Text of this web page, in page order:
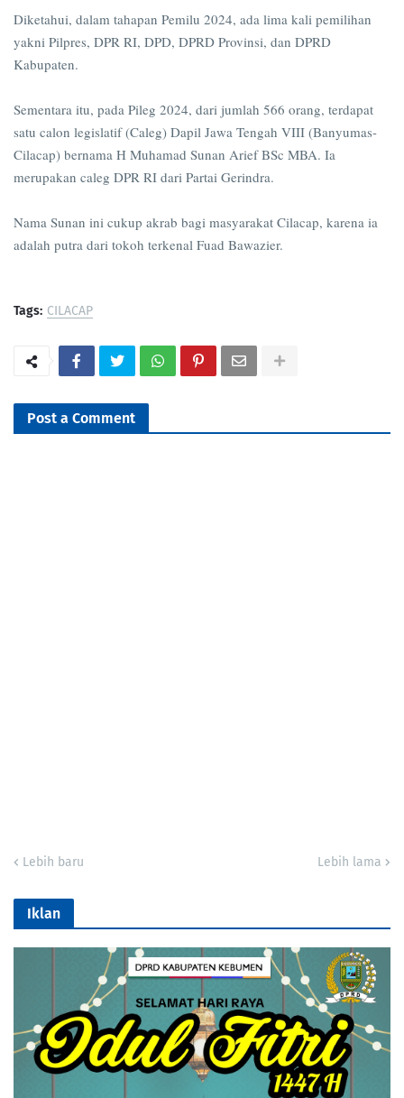
Diketahui, dalam tahapan Pemilu 2024, ada lima kali pemilihan
yakni Pilpres, DPR RI, DPD, DPRD Provinsi, dan DPRD
Kabupaten.
Sementara itu, pada Pileg 2024, dari jumlah 566 orang, terdapat
satu calon legislatif (Caleg) Dapil Jawa Tengah VIII (Banyumas-
Cilacap) bernama H Muhamad Sunan Arief BSc MBA. Ia
merupakan caleg DPR RI dari Partai Gerindra.
Nama Sunan ini cukup akrab bagi masyarakat Cilacap, karena ia
adalah putra dari tokoh terkenal Fuad Bawazier.
Tags: CILACAP
Post a Comment
Lebih baru Lebih lama
Iklan